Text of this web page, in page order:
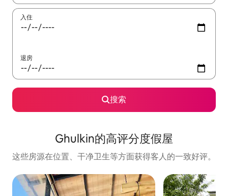
入住
退房
搜索
Ghulkin的高评分度假屋
这些房源在位置、干净卫生等方面获得客人的一致好评。